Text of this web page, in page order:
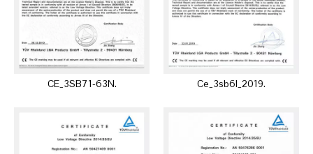
CE_3SB71-63N. Ce_3sb6l_2019.